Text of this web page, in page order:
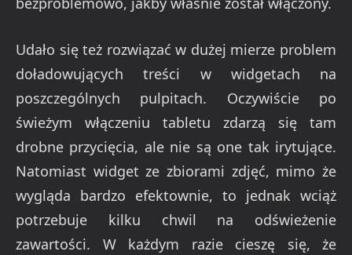
Udało się też rozwiązać w dużej mierze problem
doładowujących treści w widgetach na
poszczególnych pulpitach. Oczywiście po
świeżym włączeniu tabletu zdarzą się tam
drobne przycięcia, ale nie są one tak irytujące.
Natomiast widget ze zbiorami zdjęć, mimo że
wygląda bardzo efektownie, to jednak wciąż
potrzebuje kilku chwil na odświeżenie
zawartości. W każdym razie cieszę się, że